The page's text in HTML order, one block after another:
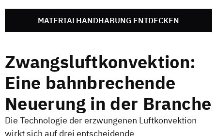
MATERIALHANDHABUNG ENTDECKEN
Zwangsluftkonvektion:
Eine bahnbrechende
Neuerung in der Branche
Die Technologie der erzwungenen Luftkonvektion
wirkt sich auf drei entscheidende